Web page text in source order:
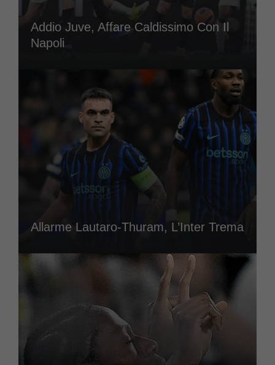
Addio Juve, Affare Caldissimo Con Il
Napoli
Allarme Lautaro-Thuram, L’Inter Trema